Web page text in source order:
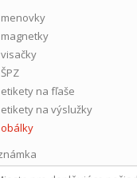
menovky
magnetky
visačky
ŠPZ
etikety na fľaše
etikety na výslužky
obálky